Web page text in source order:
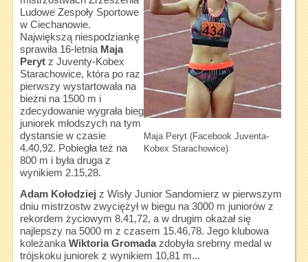
Maja Peryt (Facebook Juventa-
Kobex Starachowice)
Ludowe Zespoły Sportowe
w Ciechanowie.
Największą niespodziankę
sprawiła 16-letnia Maja
Perytz Juventy-Kobex
Starachowice, która po raz
pierwszy wystartowała na
bieżni na 1500 m i
zdecydowanie wygrała bieg
juniorek młodszych na tym
dystansie w czasie
4.40,92. Pobiegła też na
800 m i była druga z
wynikiem 2.15,28.
Adam Kołodziej z Wisły Junior Sandomierz w pierwszym
dniu mistrzostw zwyciężył w biegu na 3000 m juniorów z
rekordem życiowym 8.41,72, a w drugim okazał się
najlepszy na 5000 m z czasem 15.46,78. Jego klubowa
koleżanka Wiktoria Gromadazdobyła srebrny medal w
trójskoku juniorek z wynikiem 10,81 m...